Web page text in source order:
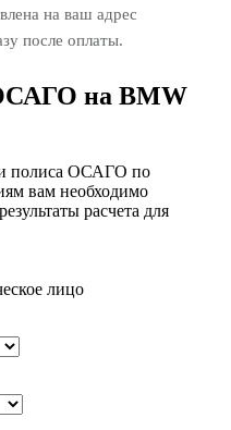
на ваш адрес
после оплаты.
на BMW
полиса ОСАГО по
вам необходимо
расчета для
лицо